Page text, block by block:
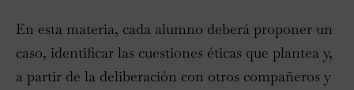
En esta materia, cada alumno deberá proponer un
caso, identificar las cuestiones éticas que plantea y,
a partir de la deliberación con otros compañeros y